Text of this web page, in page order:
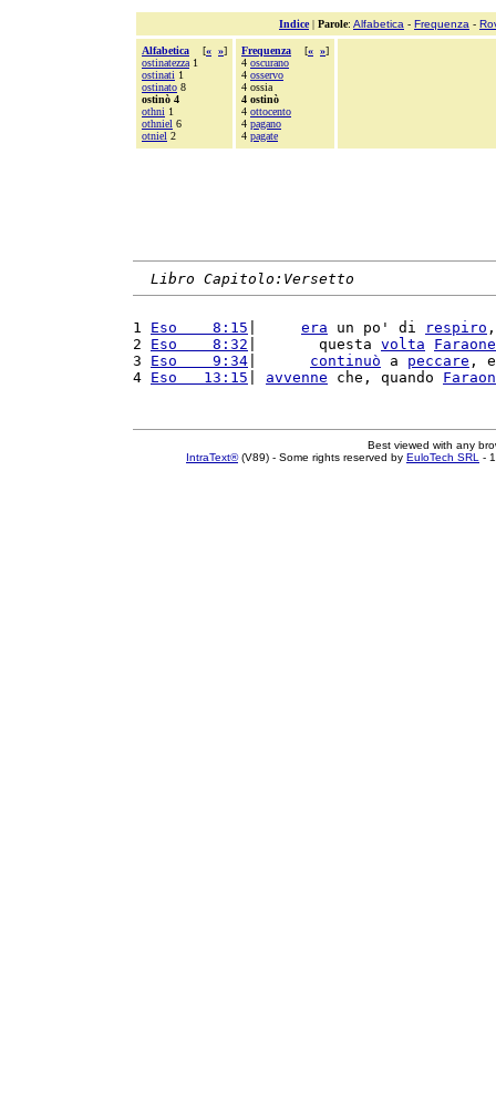
Indice| Parole: Alfabetica - Frequenza -
Alfabetica [« »]
ostinatezza 1
ostinati 1
ostinato 8
ostinò 4
othni 1
othniel 6
otniel 2
Frequenza [« »]
4 oscurano
4 osservo
4 ossia
4 ostinò
4 ottocento
4 pagano
4 pagate
Libro Capitolo:Versetto
1 Eso    8:15 era un po' di respiro
2 Eso    8:32 |       questa volta
Faraone
3 Eso    9:34 continuò a peccare ,
4 Eso   13:15 avvenne che, quando
Best viewed with any
IntraText®(V89) - Some rights reserved by EuloTech SRL -